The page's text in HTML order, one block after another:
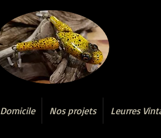
Domicile Nos projets Leurres